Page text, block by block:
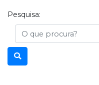
Pesquisa:
Busca